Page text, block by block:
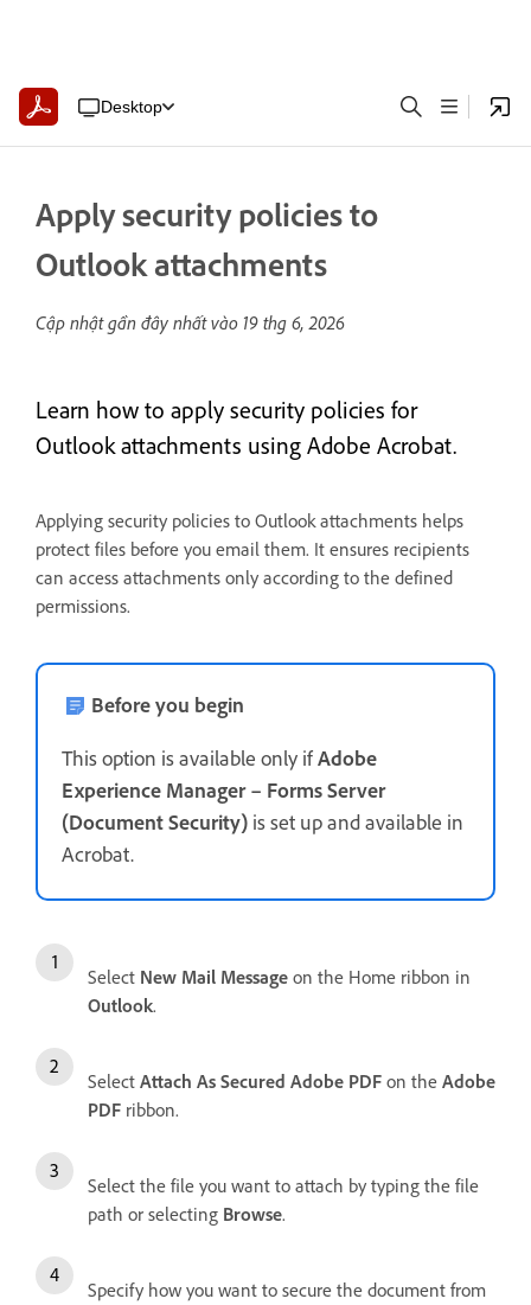
Desktop
Apply security policies to
Outlook attachments
Cập nhật gần đây nhất vào 19 thg 6, 2026
Learn how to apply security policies for
Outlook attachments using Adobe Acrobat.
Applying security policies to Outlook attachments helps
protect files before you email them. It ensures recipients
can access attachments only according to the defined
permissions.
Before you begin
This option is available only ifAdobe
Experience Manager – Forms Server
(Document Security) is set up and available in
Acrobat.
Select New Mail Message on the Home ribbon in
Outlook.
Select Attach As Secured Adobe PDF on the Adobe
PDF ribbon.
Select the file you want to attach by typing the file
path or selecting Browse.
Specify how you want to secure the document from